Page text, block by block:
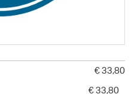
€ 33,80
€ 33,80